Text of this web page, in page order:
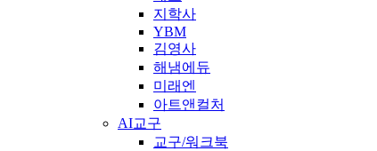
지학사
YBM
김영사
해냄에듀
미래엔
아트앤컬처
AI교구
교구/워크북